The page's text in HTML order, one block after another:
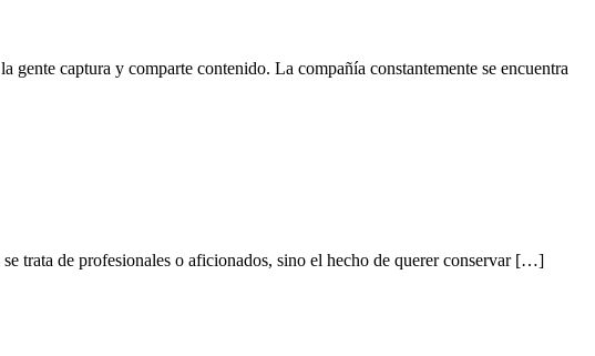
captura y comparte contenido. La compañía constantemente se encuentra
trata de profesionales o aficionados, sino el hecho de querer conservar […]